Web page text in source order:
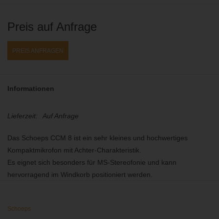
Preis auf Anfrage
PREIS ANFRAGEN
Informationen
Lieferzeit: Auf Anfrage
Das Schoeps CCM 8 ist ein sehr kleines und hochwertiges
Kompaktmikrofon mit Achter-Charakteristik.
Es eignet sich besonders für MS-Stereofonie und kann
hervorragend im Windkorb positioniert werden.
Mikrofonkörper und ist bei 0° und bei 180° durch einen roten bzw.
Schoeps